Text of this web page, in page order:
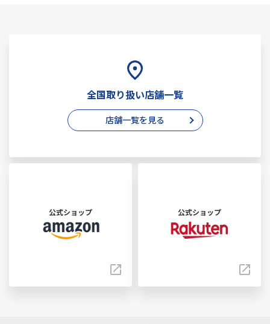
全国取り扱い店舗一覧
店舗一覧を見る
公式ショップ 公式ショップ